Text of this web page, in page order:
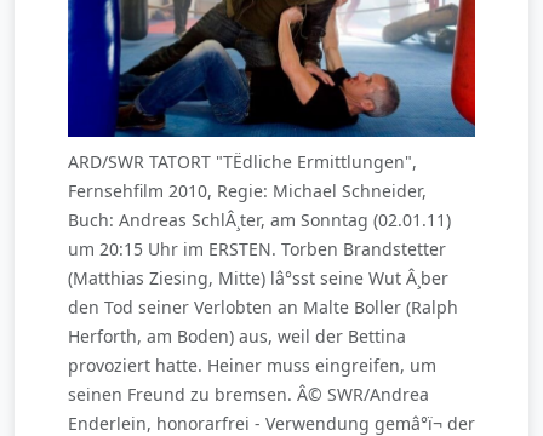
ARD/SWR TATORT "TËdliche Ermittlungen",
Fernsehfilm 2010, Regie: Michael Schneider,
Buch: Andreas SchlÂ¸ter, am Sonntag (02.01.11)
um 20:15 Uhr im ERSTEN. Torben Brandstetter
(Matthias Ziesing, Mitte) lâ°sst seine Wut Â¸ber
den Tod seiner Verlobten an Malte Boller (Ralph
Herforth, am Boden) aus, weil der Bettina
provoziert hatte. Heiner muss eingreifen, um
seinen Freund zu bremsen. Â© SWR/Andrea
Enderlein, honorarfrei - Verwendung gemâ°ï¬ der